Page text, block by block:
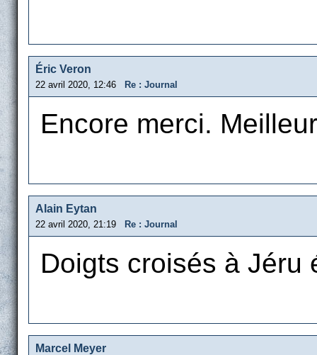
Éric Veron
22 avril 2020, 12:46 Re : Journal
Encore merci.
Alain Eytan
22 avril 2020, 21:19 Re : Journal
Doigts croisés à Jéru
Marcel Meyer